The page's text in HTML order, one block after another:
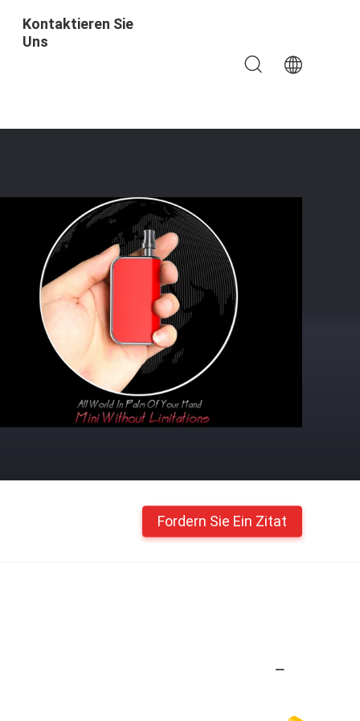
Kontaktieren Sie
Uns
Fordern Sie Ein Zitat